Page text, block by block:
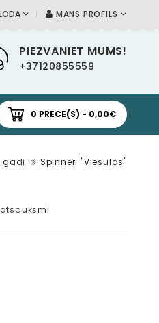
MANS PROFILS
PIEZVANIET MUMS!
+37120855559
0 PRECE(S) - 0,00€
gadi Spinneri "Viesulas"